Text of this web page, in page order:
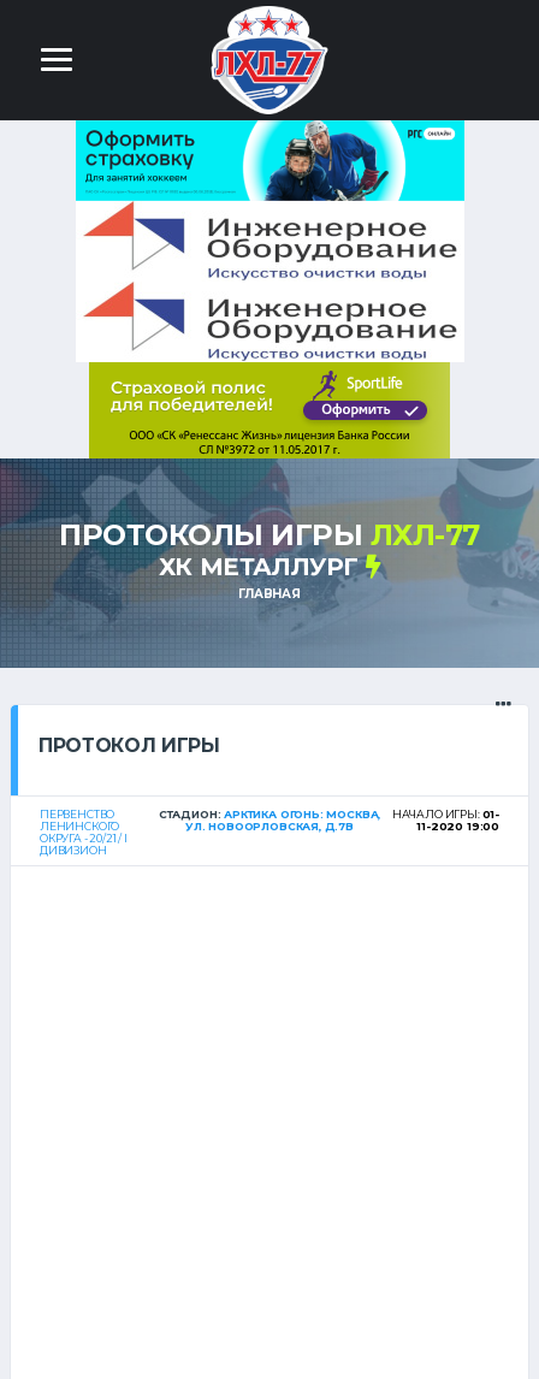
ПРОТОКОЛЫ ИГРЫ ЛХЛ-77
ХК МЕТАЛЛУРГ
ГЛАВНАЯ
ПРОТОКОЛ ИГРЫ
ПЕРВЕНСТВО
ЛЕНИНСКОГО
ОКРУГА - 20/21 / I
ДИВИЗИОН
СТАДИОН:АРКТИКА ОГОНЬ: МОСКВА,
УЛ. НОВООРЛОВСКАЯ, Д.7В
НАЧАЛО ИГРЫ:01-
11-2020 19:00